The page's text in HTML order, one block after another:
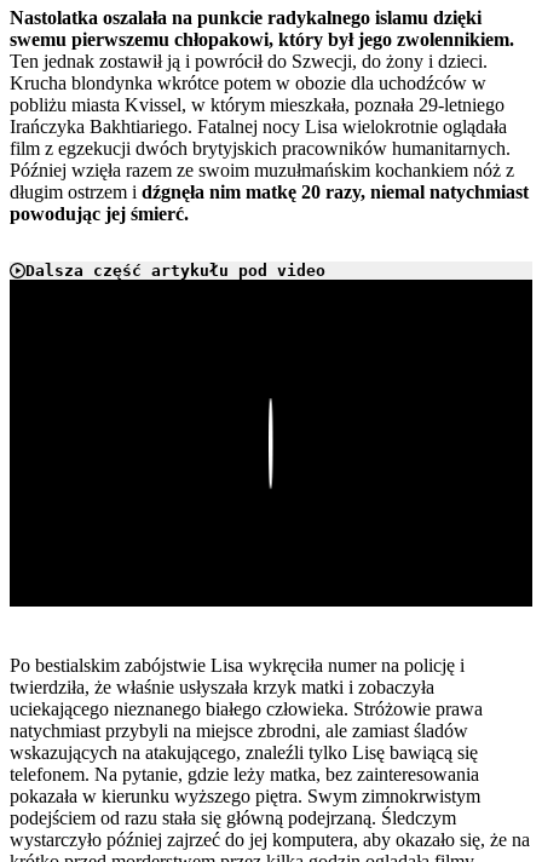
Nastolatka oszalała na punkcie radykalnego islamu dzięki
swemu pierwszemu chłopakowi, który był jego zwolennikiem.
Ten jednak zostawił ją i powrócił do Szwecji, do żony i dzieci.
Krucha blondynka wkrótce potem w obozie dla uchodźców w
pobliżu miasta Kvissel, w którym mieszkała, poznała 29-letniego
Irańczyka Bakhtiariego. Fatalnej nocy Lisa wielokrotnie oglądała
film z egzekucji dwóch brytyjskich pracowników humanitarnych.
Później wzięła razem ze swoim muzułmańskim kochankiem nóż z
długim ostrzem i dźgnęła nim matkę 20 razy, niemal natychmiast
powodując jej śmierć.
Dalsza część artykułu pod video
Po bestialskim zabójstwie Lisa wykręciła numer na policję i
twierdziła, że właśnie usłyszała krzyk matki i zobaczyła
uciekającego nieznanego białego człowieka. Stróżowie prawa
natychmiast przybyli na miejsce zbrodni, ale zamiast śladów
wskazujących na atakującego, znaleźli tylko Lisę bawiącą się
telefonem. Na pytanie, gdzie leży matka, bez zainteresowania
pokazała w kierunku wyższego piętra. Swym zimnokrwistym
podejściem od razu stała się główną podejrzaną. Śledczym
wystarczyło później zajrzeć do jej komputera, aby okazało się, że na